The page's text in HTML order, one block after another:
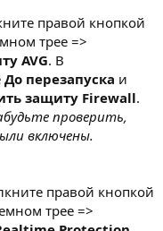
правой кнопкой
трее =>
AVG. В
До перезапуска и
защиту Firewall.
проверить,
включены.
правой кнопкой
трее =>